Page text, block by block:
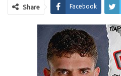
Share Facebook